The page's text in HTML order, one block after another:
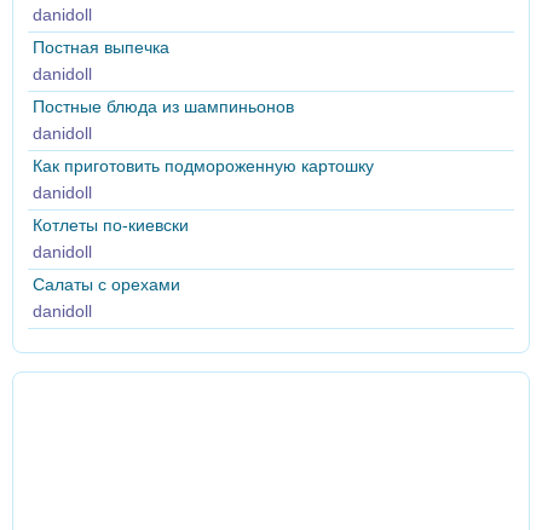
danidoll
Постная выпечка
danidoll
Постные блюда из шампиньонов
danidoll
Как приготовить подмороженную картошку
danidoll
Котлеты по-киевски
danidoll
Салаты с орехами
danidoll